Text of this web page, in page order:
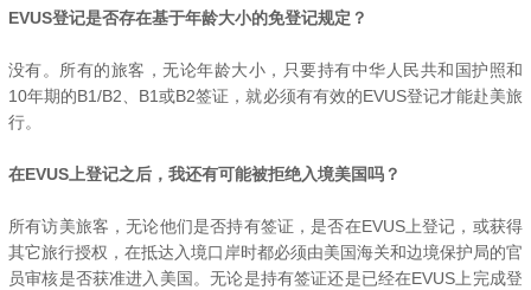
EVUS登记是否存在基于年龄大小的免登记规定？
没有。所有的旅客，无论年龄大小，只要持有中华人民共和国护照和
10年期的B1/B2、B1或B2签证，就必须有有效的EVUS登记才能赴美旅
行。
在EVUS上登记之后，我还有可能被拒绝入境美国吗？
所有访美旅客，无论他们是否持有签证，是否在EVUS上登记，或获得
其它旅行授权，在抵达入境口岸时都必须由美国海关和边境保护局的官
员审核是否获准进入美国。无论是持有签证还是已经在EVUS上完成登